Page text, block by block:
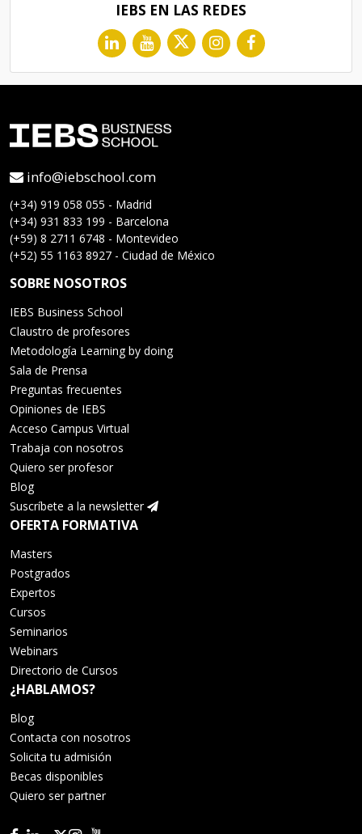
IEBS EN LAS REDES
info@iebschool.com
(+34) 919 058 055 - Madrid
(+34) 931 833 199 - Barcelona
(+59) 8 2711 6748 - Montevideo
(+52) 55 1163 8927 - Ciudad de México
SOBRE NOSOTROS
IEBS Business School
Claustro de profesores
Metodología Learning by doing
Sala de Prensa
Preguntas frecuentes
Opiniones de IEBS
Acceso Campus Virtual
Trabaja con nosotros
Quiero ser profesor
Blog
Suscríbete a la newsletter
OFERTA FORMATIVA
Masters
Postgrados
Expertos
Cursos
Seminarios
Webinars
Directorio de Cursos
¿HABLAMOS?
Blog
Contacta con nosotros
Solicita tu admisión
Becas disponibles
Quiero ser partner